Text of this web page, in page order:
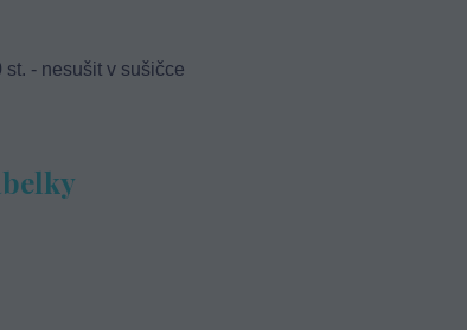
st. - nesušit v sušičce